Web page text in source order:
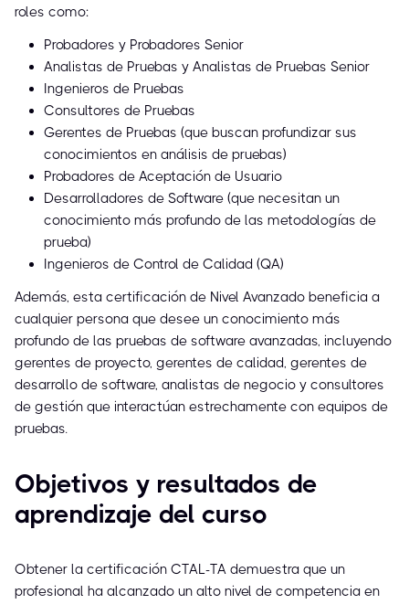
roles como:
Probadores y Probadores Senior
Analistas de Pruebas y Analistas de Pruebas Senior
Ingenieros de Pruebas
Consultores de Pruebas
Gerentes de Pruebas (que buscan profundizar sus
conocimientos en análisis de pruebas)
Probadores de Aceptación de Usuario
Desarrolladores de Software (que necesitan un
conocimiento más profundo de las metodologías de
prueba)
Ingenieros de Control de Calidad (QA)
Además, esta certificación de Nivel Avanzado beneficia a
cualquier persona que desee un conocimiento más
profundo de las pruebas de software avanzadas, incluyendo
gerentes de proyecto, gerentes de calidad, gerentes de
desarrollo de software, analistas de negocio y consultores
de gestión que interactúan estrechamente con equipos de
pruebas.
Objetivos y resultados de
aprendizaje del curso
Obtener la certificación CTAL-TA demuestra que un
profesional ha alcanzado un alto nivel de competencia en